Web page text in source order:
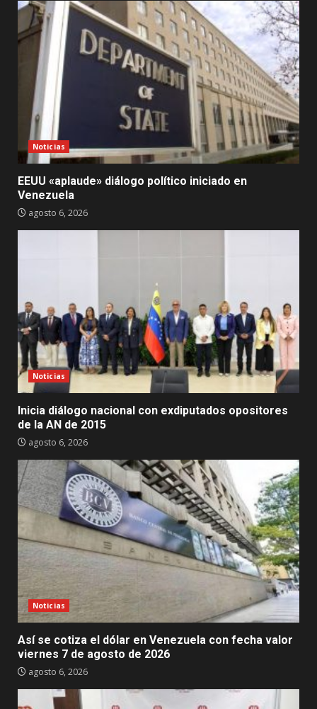
Noticias
EEUU «aplaude» diálogo político iniciado en
Venezuela
agosto 6, 2026
Noticias
Inicia diálogo nacional con exdiputados opositores
de la AN de 2015
agosto 6, 2026
Noticias
Así se cotiza el dólar en Venezuela con fecha valor
viernes 7 de agosto de 2026
agosto 6, 2026